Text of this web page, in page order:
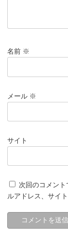
名前 ※
メール ※
サイト
次回のコメン
ルアドレス、サイト